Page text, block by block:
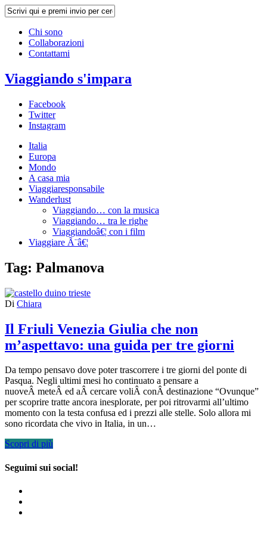
Chi sono
Collaborazioni
Contattami
Viaggiando s'impara
Facebook
Twitter
Instagram
Italia
Europa
Mondo
A casa mia
Viaggiaresponsabile
Wanderlust
Viaggiando… con la musica
Viaggiando… tra le righe
Viaggiandoâ€¦ con i film
Viaggiare Ã¨â€¦
Tag: Palmanova
Di Chiara
Il Friuli Venezia Giulia che non
m’aspettavo: una guida per tre giorni
Da tempo pensavo dove poter trascorrere i tre giorni del ponte di
Pasqua. Negli ultimi mesi ho continuato a pensare a
nuoveÂ meteÂ ed aÂ cercare voliÂ conÂ destinazione “Ovunque”
per scoprire tratte ancora inesplorate, per poi ritrovarmi all’ultimo
momento con la testa confusa ed i prezzi alle stelle. Solo allora mi
sono ricordata che vivo in Italia, in un…
Scopri di più
Seguimi sui social!